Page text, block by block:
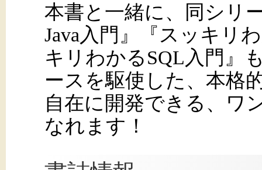
本書と一緒に、同シリ
Java入門』『スッキリ
キリわかるSQL入門』
ースを駆使した、本格
自在に開発できる、ワ
なれます！